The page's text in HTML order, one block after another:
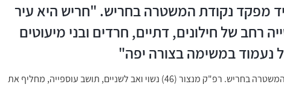
מפקד נקודת המשטרה בחריש. "חריש היא עיר
רחב של חילונים, דתיים, חרדים ובני מיעוטים
נעמוד במשימה בצורה יפה"
מונה לתפקיד מפקד נקודת המשטרה בחריש. רפ"ק מנצור (46) נשוי ואב לשניים, תושב עוספייה, מחליף את